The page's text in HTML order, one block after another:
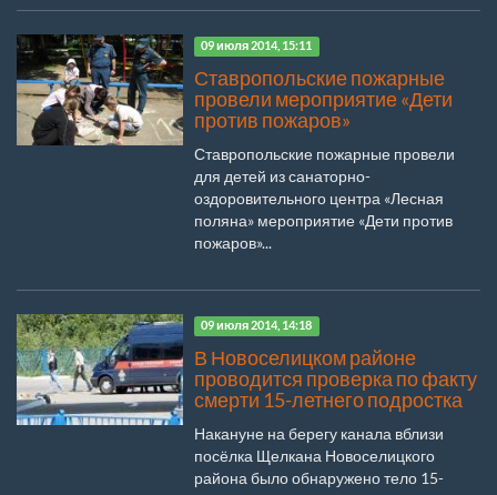
09 июля 2014, 15:11
Ставропольские пожарные
провели мероприятие «Дети
против пожаров»
Ставропольские пожарные провели
для детей из санаторно-
оздоровительного центра «Лесная
поляна» мероприятие «Дети против
пожаров»...
09 июля 2014, 14:18
В Новоселицком районе
проводится проверка по факту
смерти 15-летнего подростка
Накануне на берегу канала вблизи
посёлка Щелкана Новоселицкого
района было обнаружено тело 15-